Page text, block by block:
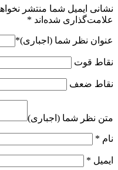
نشانی ایمیل شما منتشر
علامت‌گذاری شده‌اند *
عنوان نظر شما (اجباری)*
نقاط قوت
نقاط ضعف
متن نظر شما (اجباری)
نام *
ایمیل *